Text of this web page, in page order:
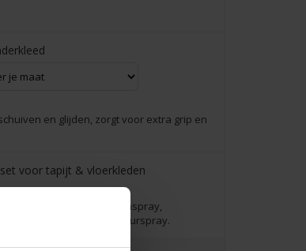
en glijden, zorgt voor extra grip en
voor tapijt & vloerkleden
incl. vlekkenspray,
handdoekje & interieurspray.